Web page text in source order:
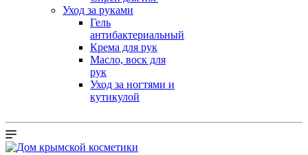
Уход за руками
Гель
антибактериальный
Крема для рук
Масло, воск для
рук
Уход за ногтями и
кутикулой